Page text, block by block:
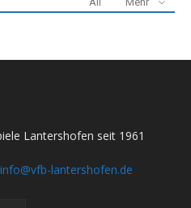
Lantershofen seit 1961
info@vfb-lantershofen.de